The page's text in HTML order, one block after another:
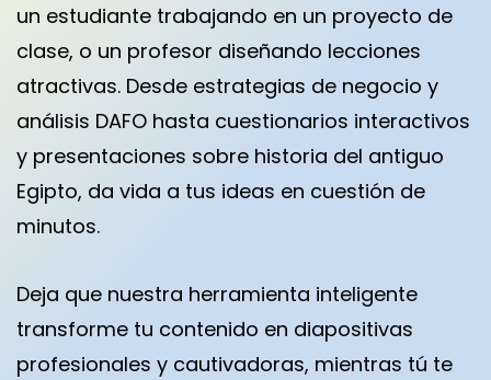
un estudiante trabajando en un proyecto de
clase, o un profesor diseñando lecciones
atractivas. Desde estrategias de negocio y
análisis DAFO hasta cuestionarios interactivos
y presentaciones sobre historia del antiguo
Egipto, da vida a tus ideas en cuestión de
minutos.
Deja que nuestra herramienta inteligente
transforme tu contenido en diapositivas
profesionales y cautivadoras, mientras tú te